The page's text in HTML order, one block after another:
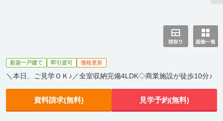
新築一戸建て 即引渡可 価格更新
＼本日、ご見学ＯＫ♪／全室収納完備4LDK◇商業施設が徒歩10分♪
資料請求(無料) 見学予約(無料)